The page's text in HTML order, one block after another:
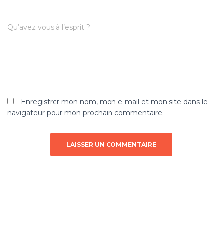
Qu’avez vous à l’esprit ?
Enregistrer mon nom, mon e-mail et mon site dans le
navigateur pour mon prochain commentaire.